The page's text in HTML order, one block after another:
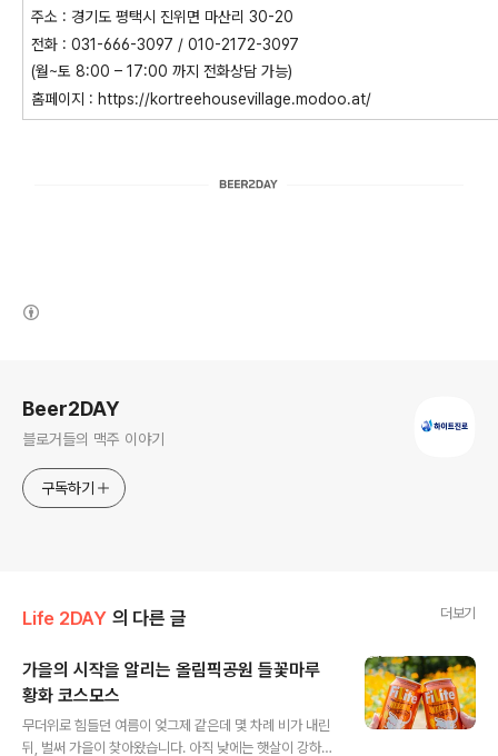
주소 : 경기도 평택시 진위면 마산리 30-20
전화 : 031-666-3097 / 010-2172-3097
(월~토 8:00 – 17:00 까지 전화상담 가능)
홈페이지 : https://kortreehousevillage.modoo.at/
Beer2DAY
블로거들의 맥주 이야기
구독하기
Life 2DAY 의 다른 글 더보기
가을의 시작을 알리는 올림픽공원 들꽃마루
황화 코스모스
무더위로 힘들던 여름이 엊그제 같은데 몇 차례 비가 내린
뒤, 벌써 가을이 찾아왔습니다. 아직 낮에는 햇살이 강하지